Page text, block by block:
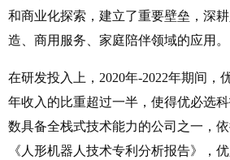
和商业化探索，建立了重要壁垒，深
造、商用服务、家庭陪伴领域的应用。
在研发投入上，2020年-2022年期间，
年收入的比重超过一半，使得优必选
数具备全栈式技术能力的公司之一，
《人形机器人技术专利分析报告》，